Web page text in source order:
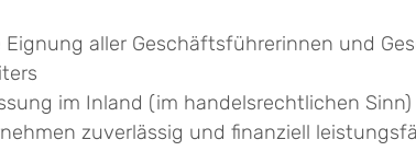
aller Geschäftsführerinnen und
im Inland (im handelsrechtlichen Sinn)
zuverlässig und finanziell